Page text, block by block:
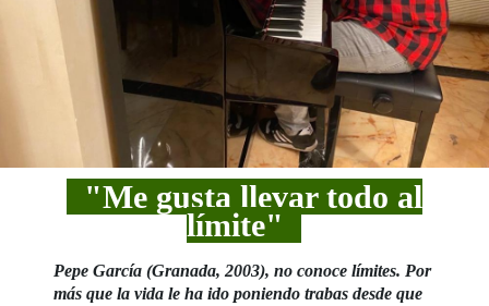
"Me gusta llevar todo al
límite"
Pepe García (Granada, 2003), no conoce límites. Por
más que la vida le ha ido poniendo trabas desde que